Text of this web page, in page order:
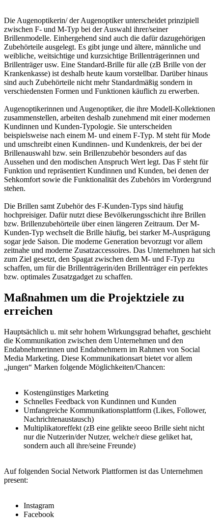
Die Augenoptikerin/ der Augenoptiker unterscheidet prinzipiell
zwischen F- und M-Typ bei der Auswahl ihrer/seiner
Brillenmodelle. Einhergehend sind auch die dafür dazugehörigen
Zubehörteile ausgelegt. Es gibt junge und ältere, männliche und
weibliche, weitsichtige und kurzsichtige Brillenträgerinnen und
Brillenträger usw. Eine Standard-Brille für alle (zB Brille von der
Krankenkasse) ist deshalb heute kaum vorstellbar. Darüber hinaus
sind auch Zubehörteile nicht mehr Standardmäßig sondern in
verschiedensten Formen und Funktionen käuflich zu erwerben.
Augenoptikerinnen und Augenoptiker, die ihre Modell-Kollektionen
zusammenstellen, arbeiten deshalb zunehmend mit einer modernen
Kundinnen und Kunden-Typologie. Sie unterscheiden
beispielsweise nach einem M- und einem F-Typ. M steht für Mode
und umschreibt einen Kundinnen- und Kundenkreis, der bei der
Brillenauswahl bzw. sein Brillenzubehör besonders auf das
Aussehen und den modischen Anspruch Wert legt. Das F steht für
Funktion und repräsentiert Kundinnen und Kunden, bei denen der
Sehkomfort sowie die Funktionalität des Zubehörs im Vordergrund
stehen.
Die Brillen samt Zubehör des F-Kunden-Typs sind häufig
hochpreisiger. Dafür nutzt diese Bevölkerungsschicht ihre Brillen
bzw. Brillenzubehörteile über einen längeren Zeitraum. Der M-
Kunden-Typ wechselt die Brille häufig, bei starker M-Ausprägung
sogar jede Saison. Die moderne Generation bevorzugt vor allem
zeitnahe und moderne Zusatzaccessoires. Das Unternehmen hat sich
zum Ziel gesetzt, den Spagat zwischen dem M- und F-Typ zu
schaffen, um für die Brillenträgerin/den Brillenträger ein perfektes
bzw. optimales Zusatzgadget zu schaffen.
Maßnahmen um die Projektziele zu
erreichen
Hauptsächlich u. mit sehr hohem Wirkungsgrad behaftet, geschieht
die Kommunikation zwischen dem Unternehmen und den
Endabnehmerinnen und Endabnehmern im Rahmen von Social
Media Marketing. Diese Kommunikationsart bietet vor allem
„jungen“ Marken folgende Möglichkeiten/Chancen:
Kostengünstiges Marketing
Schnelles Feedback von Kundinnen und Kunden
Umfangreiche Kommunikationsplattform (Likes, Follower,
Nachrichtenaustausch)
Multiplikatoreffekt (zB eine gelikte seeoo Brille sieht nicht
nur die Nutzerin/der Nutzer, welche/r diese geliket hat,
sondern auch all ihre/seine Freunde)
Auf folgenden Social Network Plattformen ist das Unternehmen
present:
Instagram
Facebook